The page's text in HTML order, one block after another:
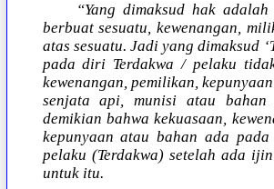
“Yang dimaksud hak
berbuat sesuatu, kewenangan,
atas sesuatu. Jadi yang dimaksud
pada diri Terdakwa / pelaku
kewenangan, pemilikan,
senjata api, munisi atau bahan
demikian bahwa kekuasaan,
kepunyaan atau bahan ada
pelaku (Terdakwa) setelah ada
untuk itu.